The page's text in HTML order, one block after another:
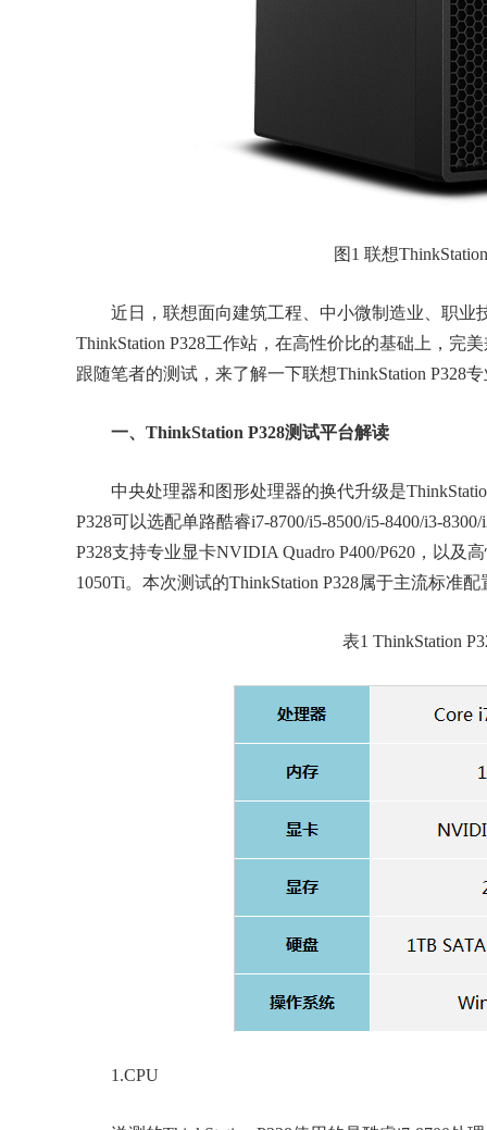
图1 联想
近日，联想面向建筑工程、中小微制造业、职业
ThinkStation P328工作站，在高性价比的基础上，完
跟随笔者的测试，来了解一下联想ThinkStation P328
一、ThinkStation P328测试平台解读
中央处理器和图形处理器的换代升级是
P328可以选配单路酷睿i7-8700/i5-8500/i5-8400/i3-
P328支持专业显卡NVIDIA Quadro P400/P620，以及
1050Ti。本次测试的ThinkStation P328属于主流标准
表1 ThinkStation
1.CPU